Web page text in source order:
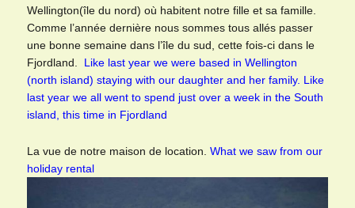
Wellington(île du nord) où habitent notre fille et sa famille.
Comme l’année dernière nous sommes tous allés passer
une bonne semaine dans l’île du sud, cette fois-ci dans le
Fjordland. Like last year we were based in Wellington
(north island) staying with our daughter and her family. Like
last year we all went to spend just over a week in the South
island, this time in Fjordland
La vue de notre maison de location.What we saw from our
holiday rental